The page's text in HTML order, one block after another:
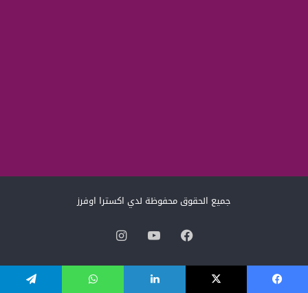
جميع الحقوق محفوظة لدي اكسترا اوفرز
فيسبوك‫YouTubeانستقرام